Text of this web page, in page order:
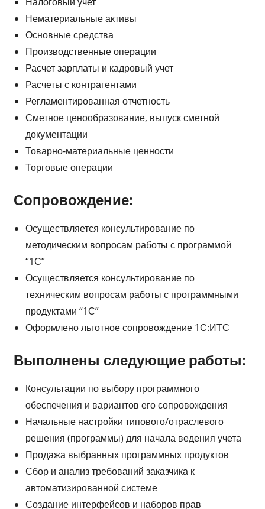
Нематериальные активы
Основные средства
Производственные операции
Расчет зарплаты и кадровый учет
Расчеты с контрагентами
Регламентированная отчетность
Сметное ценообразование, выпуск сметной
документации
Товарно-материальные ценности
Торговые операции
Сопровождение:
Осуществляется консультирование по
методическим вопросам работы с программой
“1С”
Осуществляется консультирование по
техническим вопросам работы с программными
продуктами “1С”
Оформлено льготное сопровождение 1С:ИТС
Выполнены следующие работы:
Консультации по выбору программного
обеспечения и вариантов его сопровождения
Начальные настройки типового/отраслевого
решения (программы) для начала ведения учета
Продажа выбранных программных продуктов
Сбор и анализ требований заказчика к
автоматизированной системе
Создание интерфейсов и наборов прав